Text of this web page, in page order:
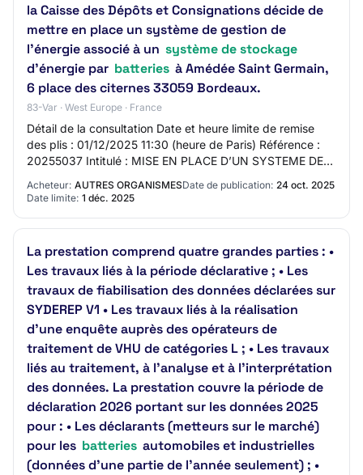
la Caisse des Dépôts et Consignations décide de
mettre en place un système de gestion de
l’énergie associé à un système de stockage
d’énergie par batteries à Amédée Saint Germain,
6 place des citernes 33059 Bordeaux.
83-Var · West Europe · France
Détail de la consultation Date et heure limite de remise
des plis : 01/12/2025 11:30 (heure de Paris) Référence :
20255037 Intitulé : MISE EN PLACE D’UN SYSTEME DE
Acheteur: AUTRES ORGANISMESDate de publication: 24 oct. 2025
Date limite: 1 déc. 2025
La prestation comprend quatre grandes parties : •
Les travaux liés à la période déclarative ; • Les
travaux de fiabilisation des données déclarées sur
SYDEREP V1 • Les travaux liés à la réalisation
d’une enquête auprès des opérateurs de
traitement de VHU de catégories L ; • Les travaux
liés au traitement, à l’analyse et à l’interprétation
des données. La prestation couvre la période de
déclaration 2026 portant sur les données 2025
pour : • Les déclarants (metteurs sur le marché)
pour les batteries automobiles et industrielles
(données d’une partie de l’année seulement) ; •